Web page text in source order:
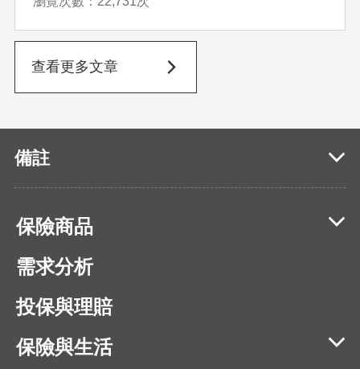
查看更多文章
備註
保險商品
需求分析
投保與理賠
保險與生活